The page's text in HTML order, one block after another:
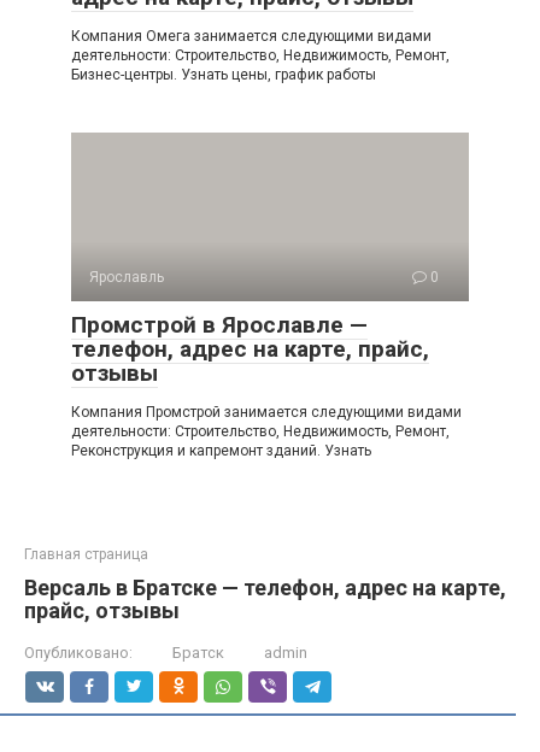
Компания Омега занимается следующими видами
деятельности: Строительство, Недвижимость, Ремонт,
Бизнес-центры. Узнать цены, график работы
Ярославль 0
Промстрой в Ярославле —
телефон, адрес на карте, прайс,
отзывы
Компания Промстрой занимается следующими видами
деятельности: Строительство, Недвижимость, Ремонт,
Реконструкция и капремонт зданий. Узнать
Главная страница
Версаль в Братске — телефон, адрес на карте,
прайс, отзывы
Опубликовано: Братск admin